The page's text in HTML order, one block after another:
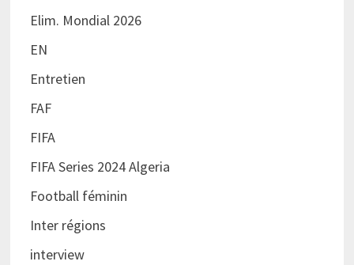
Elim. Mondial 2026
EN
Entretien
FAF
FIFA
FIFA Series 2024 Algeria
Football féminin
Inter régions
interview